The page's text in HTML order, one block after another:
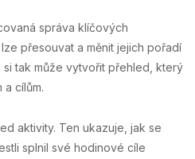
správa klíčových
přesouvat a měnit jejich pořadí
tak může vytvořit přehled, který
cílům.
aktivity. Ten ukazuje, jak se
splnil své hodinové cíle